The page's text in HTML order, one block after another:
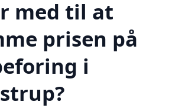
med til at
prisen på
i